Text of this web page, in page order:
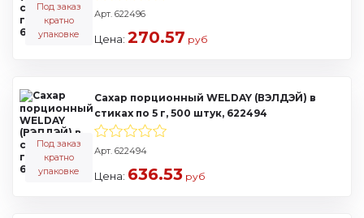
Арт. 622496
Под заказ
кратно
упаковке
Цена: 270.57 руб
Сахар порционный WELDAY (ВЭЛДЭЙ) в
стиках по 5 г, 500 штук, 622494
Арт. 622494
Под заказ
кратно
упаковке
Цена: 636.53 руб